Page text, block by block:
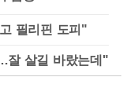
필리핀 도피"
잘 살길 바랐는데"